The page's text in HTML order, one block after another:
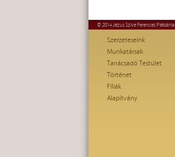
© 2014 Jézus Szíve Ferences Plébánia
Szerzeteseink
Munkatársak
Tanácsadó Testület
Történet
Fíliák
Alapítvány